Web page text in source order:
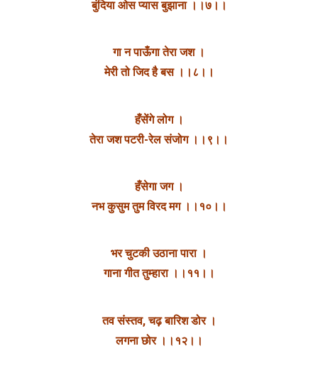
बुंदिया ओस प्यास बुझाना ।।७।।
गा न पाऊँगा तेरा जश ।
मेरी तो जिद है बस ।।८।।
हँसेंगे लोग ।
तेरा जश पटरी-रेल संजोग ।।९।।
हँसेगा जग ।
नभ कुसुम तुम विरद मग ।।१०।।
भर चुटकी उठाना पारा ।
गाना गीत तुम्हारा ।।११।।
तव संस्तव, चढ़ बारिश डोर ।
लगना छोर ।।१२।।